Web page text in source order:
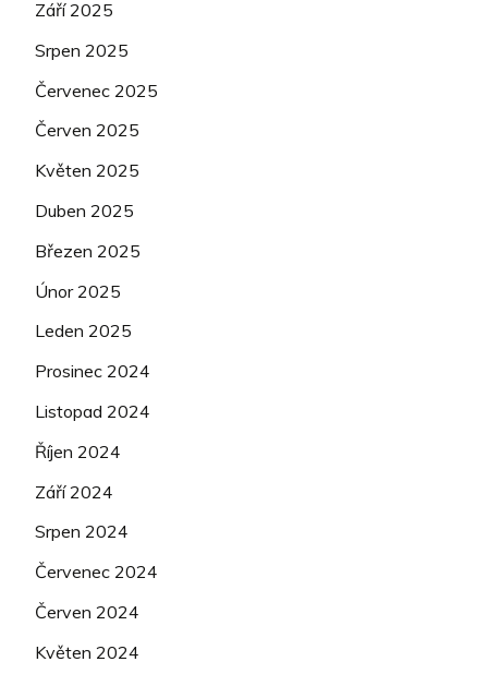
Září 2025
Srpen 2025
Červenec 2025
Červen 2025
Květen 2025
Duben 2025
Březen 2025
Únor 2025
Leden 2025
Prosinec 2024
Listopad 2024
Říjen 2024
Září 2024
Srpen 2024
Červenec 2024
Červen 2024
Květen 2024